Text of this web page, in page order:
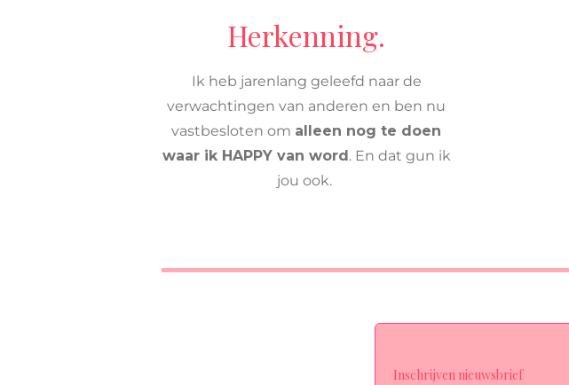
Herkenning.
Ik heb jarenlang geleefd naar de
verwachtingen van anderen en ben nu
vastbesloten om alleen nog te doen
waar ik HAPPY van word . En dat gun ik
jou ook.
Inschrijven nieuwsbrief